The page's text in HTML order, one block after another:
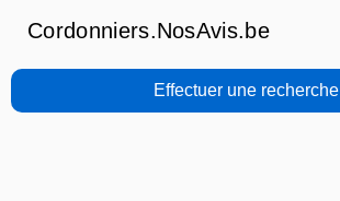
Cordonniers.NosAvis.be
Effectuer une recherche